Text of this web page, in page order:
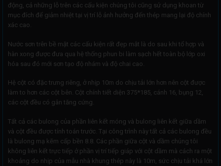
động, cả những lỗ trên các cấu kiện chúng tôi cũng sử dụng khoan từ
mục đích để giảm nhiệt tại vị trí lỗ ảnh hưởng đến thép mang lại độ chính
xác cao.
Nước sơn trên bề mặt các cấu kiện rất đẹp mắt là do sau khi tổ hợp và
hàn xong được đưa qua hệ thống phun bi làm sạch hết toàn bộ lớp oxi
hóa sau đó mới sơn tạo độ nhám và độ chai cao.
Hệ cột có đặc trưng riêng, ở nhịp 10m do chịu tải lớn hơn nên cột được
làm to hơn các cột bên. Cột chính tiết diện 375*185, cánh 16, bụng 12,
các cột đều có gân tăng cứng.
Tất cả các bulong của phần liên kết móng và bulong liên kết giữa dầm
và cột đều được tính toán trước. Tại công trình này tất cả các bulong đều
là bulong mạ kẽm cấp bền 8.8. Các phần giữa cột và dầm chúng tôi
không liên kết trực tiếp ở phần vị trí tiếp giáp với cột dầm mà cách ra một
khoảng do nhịp của mẫu nhà khung thép này là 10m, sức chịu tải khá lớn